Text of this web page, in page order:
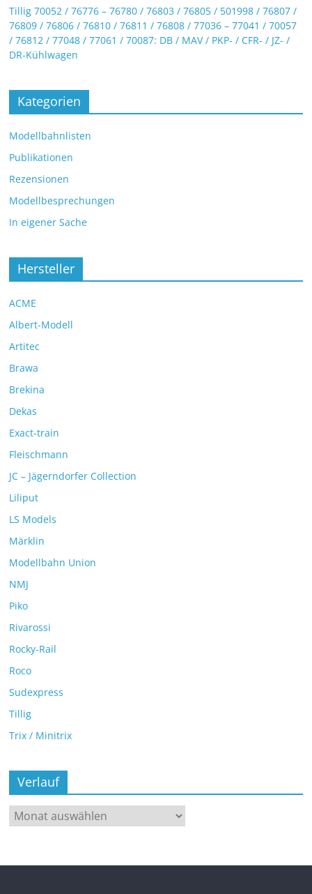
Tillig 70052 / 76776 – 76780 / 76803 / 76805 / 501998 / 76807 /
76809 / 76806 / 76810 / 76811 / 76808 / 77036 – 77041 / 70057
/ 76812 / 77048 / 77061 / 70087: DB / MAV / PKP- / CFR- / JZ- /
DR-Kühlwagen
Kategorien
Modellbahnlisten
Publikationen
Rezensionen
Modellbesprechungen
In eigener Sache
Hersteller
ACME
Albert-Modell
Artitec
Brawa
Brekina
Dekas
Exact-train
Fleischmann
JC – Jägerndorfer Collection
Liliput
LS Models
Märklin
Modellbahn Union
NMJ
Piko
Rivarossi
Rocky-Rail
Roco
Sudexpress
Tillig
Trix / Minitrix
Verlauf